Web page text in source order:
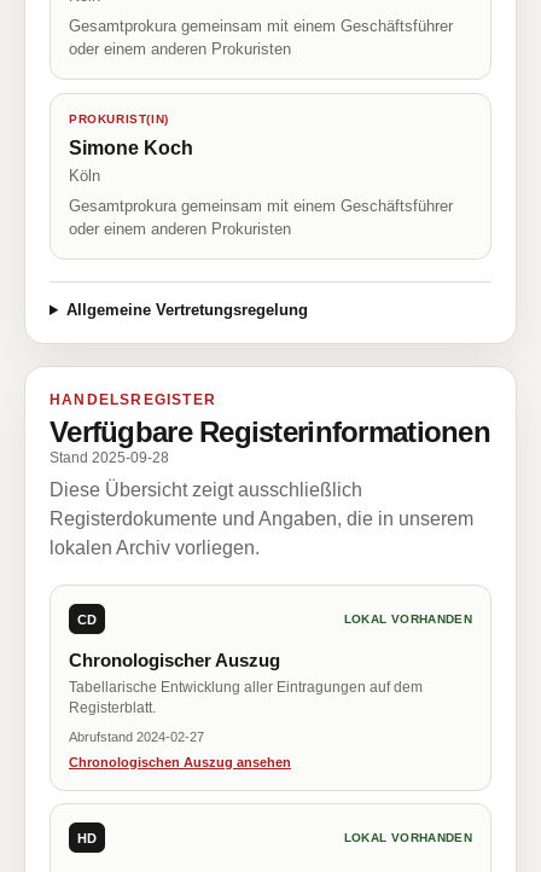
Gesamtprokura gemeinsam mit einem Geschäftsführer
oder einem anderen Prokuristen
PROKURIST(IN)
Simone Koch
Köln
Gesamtprokura gemeinsam mit einem Geschäftsführer
oder einem anderen Prokuristen
Allgemeine Vertretungsregelung
HANDELSREGISTER
Verfügbare Registerinformationen
Stand 2025-09-28
Diese Übersicht zeigt ausschließlich
Registerdokumente und Angaben, die in unserem
lokalen Archiv vorliegen.
CD LOKAL VORHANDEN
Chronologischer Auszug
Tabellarische Entwicklung aller Eintragungen auf dem
Registerblatt.
Abrufstand 2024-02-27
Chronologischen Auszug ansehen
HD LOKAL VORHANDEN